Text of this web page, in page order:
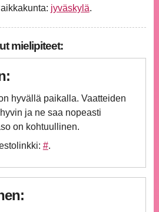
jyväskylä.
mielipiteet:
hyvällä paikalla. Vaatteiden
ja ne saa nopeasti
on kohtuullinen.
#